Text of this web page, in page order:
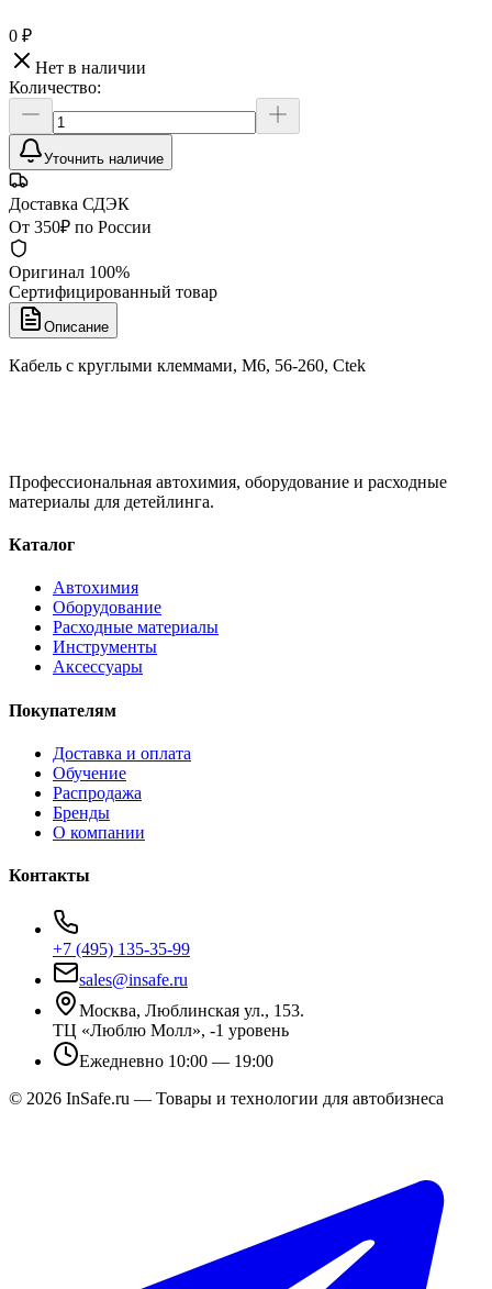
0 ₽
Нет в наличии
Количество:
Уточнить наличие
Доставка СДЭК
От 350₽ по России
Оригинал 100%
Сертифицированный товар
Описание
Кабель с круглыми клеммами, М6, 56-260, Ctek
Профессиональная автохимия, оборудование и расходные
материалы для детейлинга.
Каталог
Автохимия
Оборудование
Расходные материалы
Инструменты
Аксессуары
Покупателям
Доставка и оплата
Обучение
Распродажа
Бренды
О компании
Контакты
+7 (495) 135-35-99
sales@insafe.ru
Москва, Люблинская ул., 153.
ТЦ «Люблю Молл», -1 уровень
Ежедневно 10:00 — 19:00
© 2026 InSafe.ru — Товары и технологии для автобизнеса